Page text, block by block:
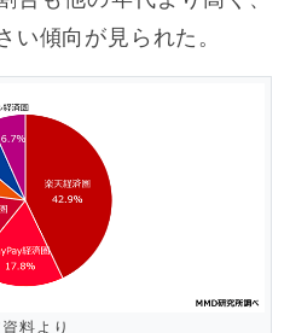
い傾向が見られた。
料より